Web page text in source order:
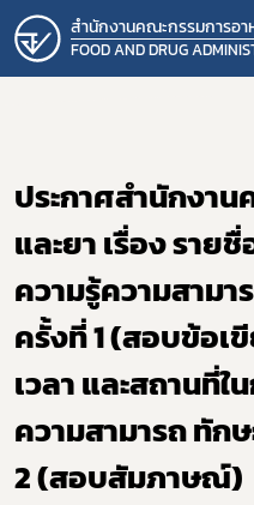
สำนักงานคณะกรรมการอา
FOOD AND DRUG
ประกาศสำนักงา
และยา เรื่อง ราย
ความรู้ความสามา
ครั้งที่ 1 (สอบข้อเ
เวลา และสถานที่ใ
ความสามารถ ทัก
2 (สอบสัมภาษณ์)